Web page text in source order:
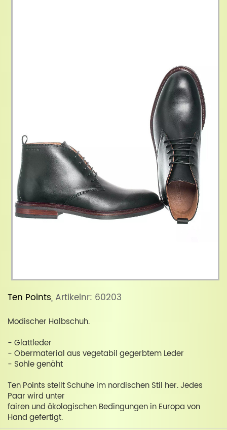
Ten Points, Artikelnr: 60203
Modischer Halbschuh.
- Glattleder
- Obermaterial aus vegetabil gegerbtem Leder
- Sohle genäht
Ten Points stellt Schuhe im nordischen Stil her. Jedes
Paar wird unter
fairen und ökologischen Bedingungen in Europa von
Hand gefertigt.